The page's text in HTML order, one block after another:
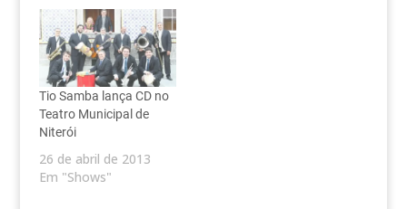
Tio Samba lança CD no
Teatro Municipal de
Niterói
26 de abril de 2013
Em "Shows"